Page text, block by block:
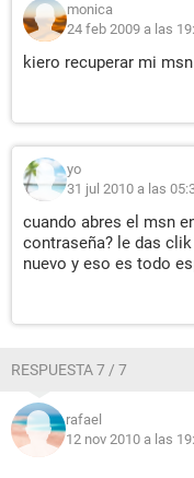
monica
24 feb 2009 a las
kiero recuperar mi
yo
31 jul 2010 a las
cuando abres el msn
contraseña? le das
nuevo y eso es todo
RESPUESTA 7 / 7
rafael
12 nov 2010 a las